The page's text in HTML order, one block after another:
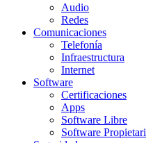
Audio
Redes
Comunicaciones
Telefonía
Infraestructura
Internet
Software
Certificaciones
Apps
Software Libre
Software